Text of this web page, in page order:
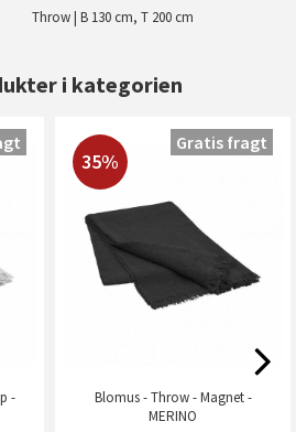
Throw | B 130 cm, T 200 cm
i kategorien
-
35%
Blomus - Throw - Magnet -
MERINO
Gratis fragt